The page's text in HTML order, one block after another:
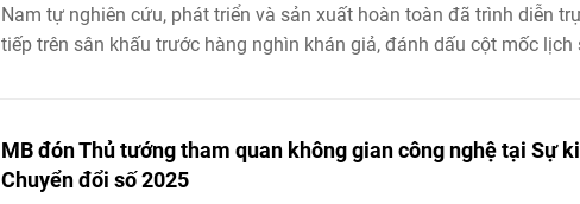
Nam tự nghiên cứu, phát triển và sản xuất hoàn toàn đã trình diễn
tiếp trên sân khấu trước hàng nghìn khán giả, đánh dấu cột mốc lịch
MB đón Thủ tướng tham quan không gian công nghệ tại Sự
Chuyển đổi số 2025